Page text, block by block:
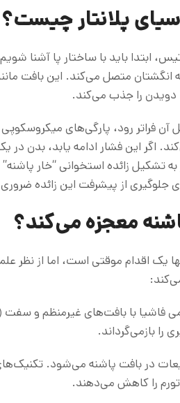
پلانتار چیست؟
ابتدا باید با ساختار پا آشنا
انگشتان متصل می‌کند. این بافت
دویدن را جذب می‌کند.
آن فراتر رود، پارگی‌های
اگر این فشار ادامه یابد،
تشکیل زائده استخوانی “خار
جلوگیری از پیشرفت این زائده
معجزه می‌کند؟
یک اقدام موقتی است، اما از نظر
فاشیا با بافت‌های غیرمنظم و
را بازمی‌گرداند.
در بافت پاشنه می‌شود.
را کاهش می‌دهند.